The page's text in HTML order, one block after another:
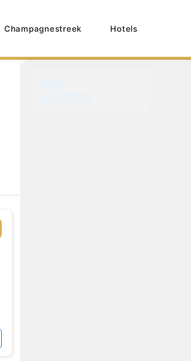
Champagnestreek Hotels